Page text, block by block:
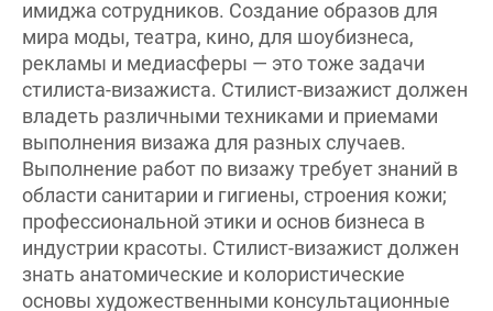
мира моды, театра, кино, для шоубизнеса,
рекламы и медиасферы — это тоже задачи
стилиста-визажиста. Стилист-визажист должен
владеть различными техниками и приемами
выполнения визажа для разных случаев.
Выполнение работ по визажу требует знаний в
области санитарии и гигиены, строения кожи;
профессиональной этики и основ бизнеса в
индустрии красоты. Стилист-визажист должен
знать анатомические и колористические
основы художественными консультационные
услуги по подбору средств декоративной